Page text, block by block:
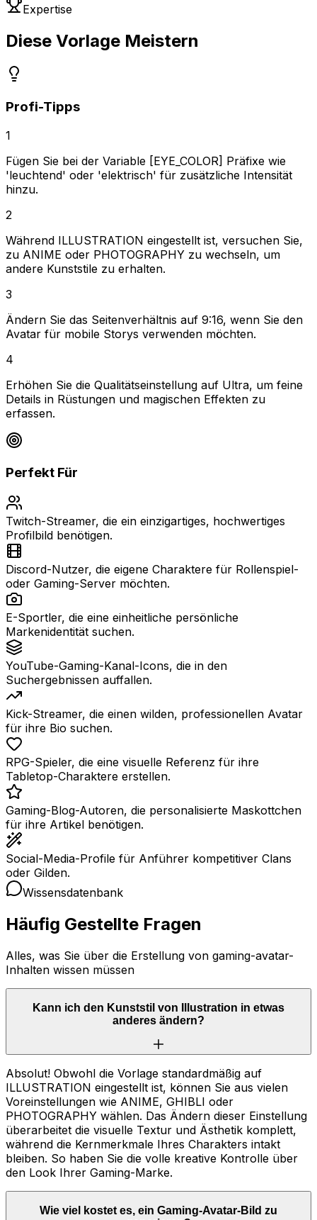
Expertise
Diese Vorlage Meistern
Profi-Tipps
1
Fügen Sie bei der Variable [EYE_COLOR] Präfixe wie
'leuchtend' oder 'elektrisch' für zusätzliche Intensität
hinzu.
2
Während ILLUSTRATION eingestellt ist, versuchen Sie,
zu ANIME oder PHOTOGRAPHY zu wechseln, um
andere Kunststile zu erhalten.
3
Ändern Sie das Seitenverhältnis auf 9:16, wenn Sie den
Avatar für mobile Storys verwenden möchten.
4
Erhöhen Sie die Qualitätseinstellung auf Ultra, um feine
Details in Rüstungen und magischen Effekten zu
erfassen.
Perfekt Für
Twitch-Streamer, die ein einzigartiges, hochwertiges
Profilbild benötigen.
Discord-Nutzer, die eigene Charaktere für Rollenspiel-
oder Gaming-Server möchten.
E-Sportler, die eine einheitliche persönliche
Markenidentität suchen.
YouTube-Gaming-Kanal-Icons, die in den
Suchergebnissen auffallen.
Kick-Streamer, die einen wilden, professionellen Avatar
für ihre Bio suchen.
RPG-Spieler, die eine visuelle Referenz für ihre
Tabletop-Charaktere erstellen.
Gaming-Blog-Autoren, die personalisierte Maskottchen
für ihre Artikel benötigen.
Social-Media-Profile für Anführer kompetitiver Clans
oder Gilden.
Wissensdatenbank
Häufig Gestellte Fragen
Alles, was Sie über die Erstellung von gaming-avatar-
Inhalten wissen müssen
Kann ich den Kunststil von Illustration in etwas
anderes ändern?
Absolut! Obwohl die Vorlage standardmäßig auf
ILLUSTRATION eingestellt ist, können Sie aus vielen
Voreinstellungen wie ANIME, GHIBLI oder
PHOTOGRAPHY wählen. Das Ändern dieser Einstellung
überarbeitet die visuelle Textur und Ästhetik komplett,
während die Kernmerkmale Ihres Charakters intakt
bleiben. So haben Sie die volle kreative Kontrolle über
den Look Ihrer Gaming-Marke.
Wie viel kostet es, ein Gaming-Avatar-Bild zu